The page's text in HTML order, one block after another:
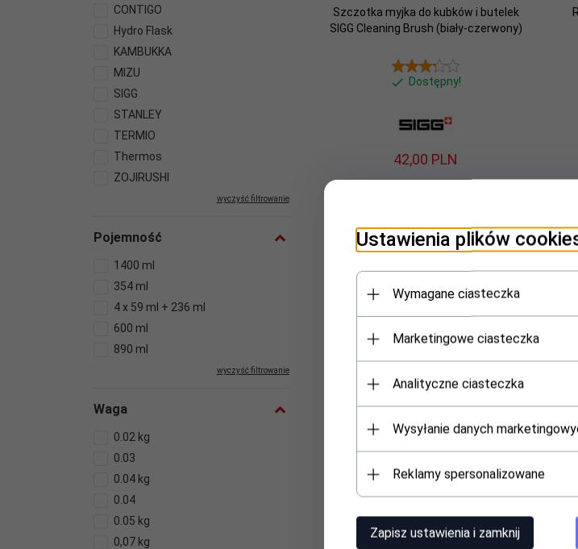
CONTIGO
Hydro Flask
KAMBUKKA
MIZU
SIGG
STANLEY
TERMIO
Thermos
ZOJIRUSHI
wyczyść filtrowanie
Pojemność
1400 ml
354 ml
4 x 59 ml + 236 ml
600 ml
890 ml
wyczyść filtrowanie
Waga
0.02 kg
0.03
0.04 kg
0.04
0.05 kg
0,07 kg
Szczotka myjka do kubków i butelek
SIGG Cleaning Brush (biały-czerwony)
Dostępny!
42,00 PLN
Pokrowiec, etui na Thermos Mountain
900 ml (czarny)
Dostępny!
Ustawienia plików
Wymagane ciasteczka
Marketingowe ciasteczka
Analityczne ciasteczka
Wysyłanie danych
Reklamy spersonalizowane
Zapisz ustawienia i zamknij